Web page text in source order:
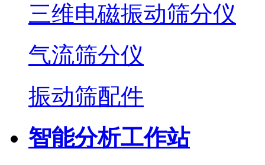
三维电磁振动筛分仪
气流筛分仪
振动筛配件
智能分析工作站